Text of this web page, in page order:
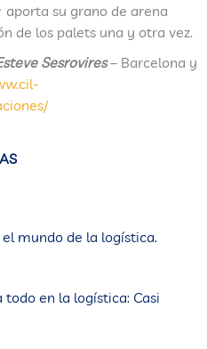
aporta su grano de arena
de los palets una y otra vez.
Sesrovires– Barcelona y
mundo de la logística.
todo en la logística: Casi